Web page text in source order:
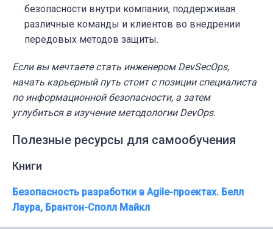
безопасности внутри компании, поддерживая
различные команды и клиентов во внедрении
передовых методов защиты.
Если вы мечтаете стать инженером DevSecOps,
начать карьерный путь стоит с позиции специалиста
по информационной безопасности, а затем
углубиться в изучение методологии DevOps.
Полезные ресурсы для самообучения
Книги
Безопасность разработки в Agile-проектах. Белл
Лаура, Брантон-Сполл Майкл